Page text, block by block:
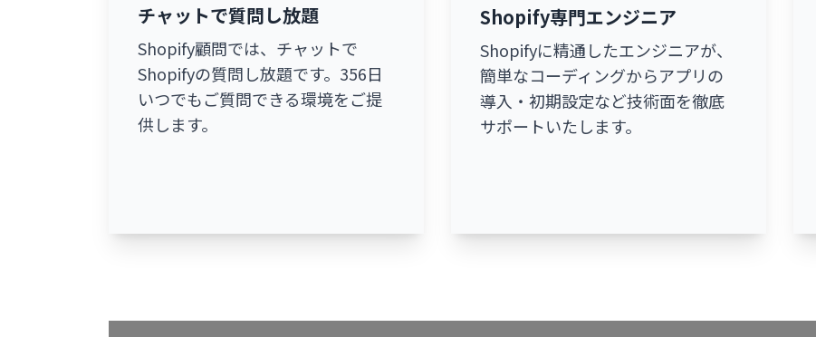
チャットで質問し放題
Shopify顧問では、チャットで
Shopifyの質問し放題です。356日
いつでもご質問できる環境をご提
供します。
Shopify専門エンジニア
Shopifyに精通したエンジニアが、
簡単なコーディングからアプリの
導入・初期設定など技術面を徹底
サポートいたします。